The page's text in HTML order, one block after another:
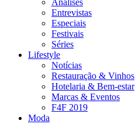
Entrevistas
Especiais
Festivais
Séries
Lifestyle
Notícias
Restauração & Vinhos
Hotelaria & Bem-estar
Marcas & Eventos
F4F 2019
Moda